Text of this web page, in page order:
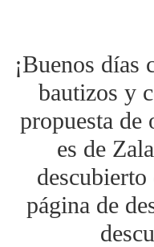
¡Buenos días
bautizos y
propuesta de
es de
página de